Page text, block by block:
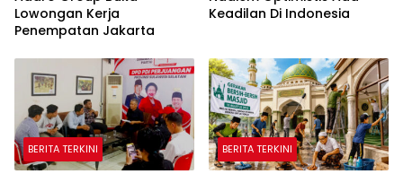
Lowongan Kerja
Penempatan Jakarta
Keadilan Di Indonesia
BERITA TERKINI BERITA TERKINI